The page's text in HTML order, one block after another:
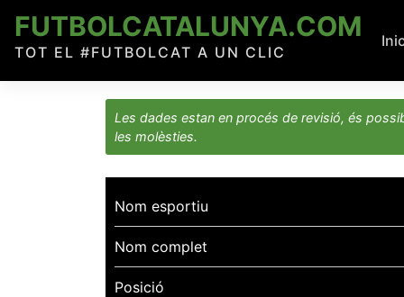
content
FUTBOLCATALUNYA.COM
TOT EL #FUTBOLCAT A UN CLIC
Les dades estan en procés de revisió, és
les molèsties.
Nom esportiu
Nom complet
Posició